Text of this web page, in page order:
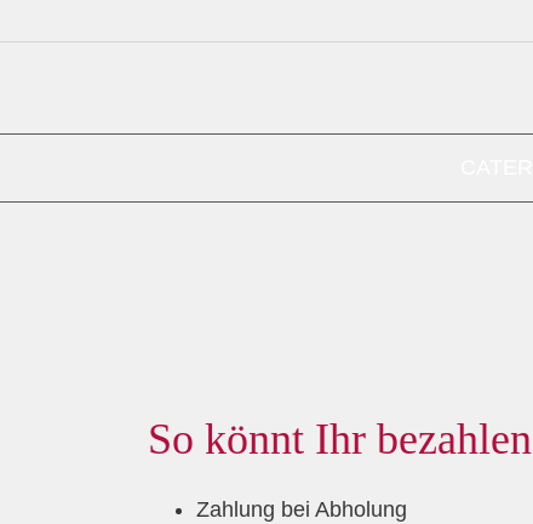
So könnt Ihr bezahlen
Zahlung bei Abholung